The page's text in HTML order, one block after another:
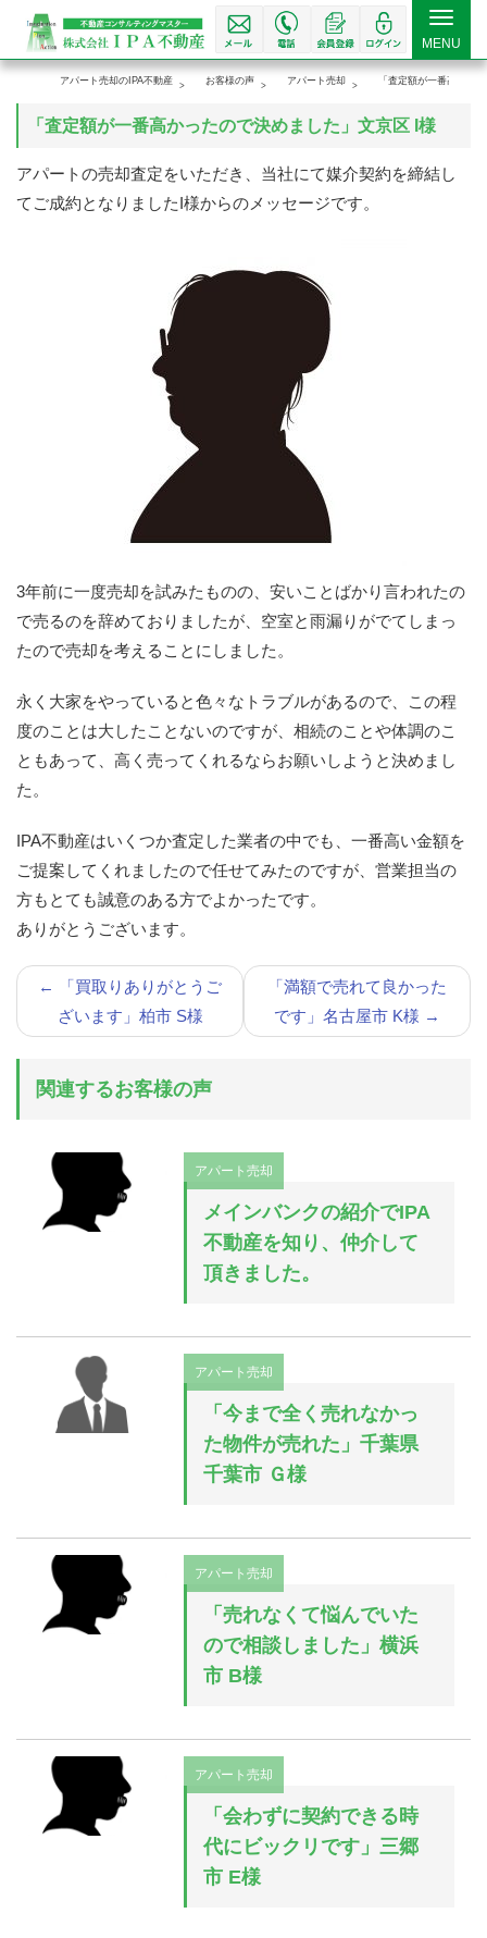
Toggle
MENU
アパート売却のIPA不動産 お客様の声 アパート売却 「査定額が一番高かっ
「査定額が一番高かったので決めました」文京区 I様
アパートの売却査定をいただき、当社にて媒介契約を締結し
てご成約となりましたI様からのメッセージです。
3年前に一度売却を試みたものの、安いことばかり言われたの
で売るのを辞めておりましたが、空室と雨漏りがでてしまっ
たので売却を考えることにしました。
永く大家をやっていると色々なトラブルがあるので、この程
度のことは大したことないのですが、相続のことや体調のこ
ともあって、高く売ってくれるならお願いしようと決めまし
た。
IPA不動産はいくつか査定した業者の中でも、一番高い金額を
ご提案してくれましたので任せてみたのですが、営業担当の
方もとても誠意のある方でよかったです。
ありがとうございます。
←
「買取りありがとうご
ざいます」柏市 S様
「満額で売れて良かった
です」名古屋市 K様 →
関連するお客様の声
アパート売却
メインバンクの紹介でIPA
不動産を知り、仲介して
頂きました。
アパート売却
「今まで全く売れなかっ
た物件が売れた」千葉県
千葉市 Ｇ様
アパート売却
「売れなくて悩んでいた
ので相談しました」横浜
市 B様
アパート売却
「会わずに契約できる時
代にビックリです」三郷
市 E様